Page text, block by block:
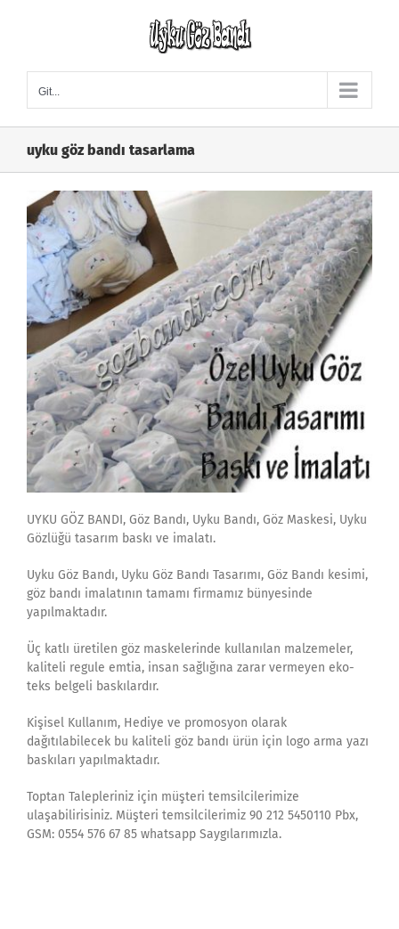
Git...
uyku göz bandı tasarlama
UYKU GÖZ BANDI, Göz Bandı, Uyku Bandı, Göz Maskesi, Uyku
Gözlüğü tasarım baskı ve imalatı.
Uyku Göz Bandı, Uyku Göz Bandı Tasarımı, Göz Bandı kesimi,
göz bandı imalatının tamamı firmamız bünyesinde
yapılmaktadır.
Üç katlı üretilen göz maskelerinde kullanılan malzemeler,
kaliteli regule emtia, insan sağlığına zarar vermeyen eko-
teks belgeli baskılardır.
Kişisel Kullanım, Hediye ve promosyon olarak
dağıtılabilecek bu kaliteli göz bandı ürün için logo arma yazı
baskıları yapılmaktadır.
Toptan Talepleriniz için müşteri temsilcilerimize
ulaşabilirisiniz. Müşteri temsilcilerimiz 90 212 5450110 Pbx,
GSM: 0554 576 67 85 whatsapp Saygılarımızla.